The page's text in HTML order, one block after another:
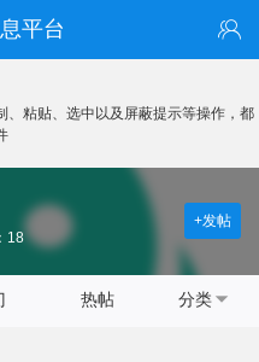
平台
、粘贴、选中以及屏蔽提示等操作，都
18
+发帖
热帖 分类